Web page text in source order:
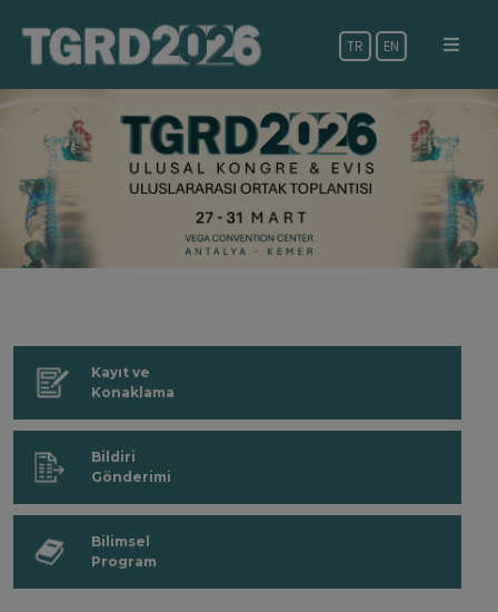
TR EN
Kayıt ve
Konaklama
Bildiri
Gönderimi
Bilimsel
Program